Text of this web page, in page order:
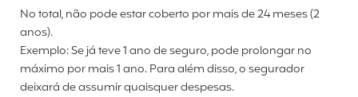
No total, não pode estar coberto por mais de 24 meses (2
anos).
Exemplo: Se já teve 1 ano de seguro, pode prolongar no
máximo por mais 1 ano. Para além disso, o segurador
deixará de assumir quaisquer despesas.